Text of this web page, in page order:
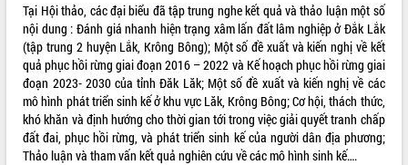
Tại Hội thảo, các đại biểu đã tập trung nghe kết quả và thảo luận một số
nội dung : Đánh giá nhanh hiện trạng xâm lấn đất lâm nghiệp ở Đắk Lắk
(tập trung 2 huyện Lắk, Krông Bông); Một số đề xuất và kiến nghị về kết
quả phục hồi rừng giai đoạn 2016 – 2022 và Kế hoạch phục hồi rừng giai
đoạn 2023- 2030 của tỉnh Đăk Lăk; Một số đề xuất và kiến nghị về các
mô hình phát triển sinh kế ở khu vực Lăk, Krông Bông; Cơ hội, thách thức,
khó khăn và định hướng cho thời gian tới trong việc giải quyết tranh chấp
đất đai, phục hồi rừng, và phát triển sinh kế của người dân địa phương;
Thảo luận và tham vấn kết quả nghiên cứu về các mô hình sinh kế….